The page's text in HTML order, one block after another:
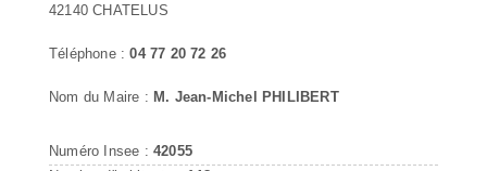
42140 CHATELUS
Téléphone :04 77 20 72 26
Nom du Maire : M. Jean-Michel PHILIBERT
Numéro Insee : 42055